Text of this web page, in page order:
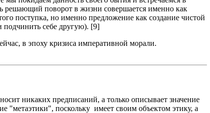
решающий поворот в жизни совершается именно как
поступка, но именно предложение как создание чистой
подчинить себе другую). [9]
в эпоху кризиса императивной морали.
никаких предписаний, а только описывает значение
"метаэтики", поскольку имеет своим объектом этику, а